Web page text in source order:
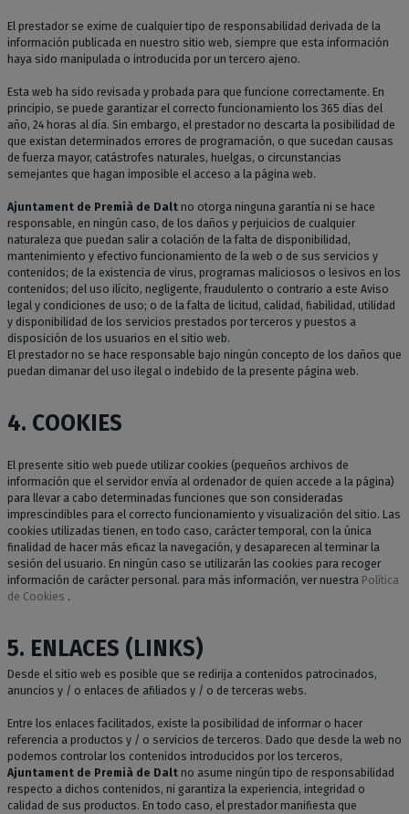
El prestador se exime de cualquier tipo de responsabilidad derivada de la
información publicada en nuestro sitio web, siempre que esta información
haya sido manipulada o introducida por un tercero ajeno.
Esta web ha sido revisada y probada para que funcione correctamente. En
principio, se puede garantizar el correcto funcionamiento los 365 días del
año, 24 horas al día. Sin embargo, el prestador no descarta la posibilidad de
que existan determinados errores de programación, o que sucedan causas
de fuerza mayor, catástrofes naturales, huelgas, o circunstancias
semejantes que hagan imposible el acceso a la página web.
Ajuntament de Premià de Daltno otorga ninguna garantía ni se hace
responsable, en ningún caso, de los daños y perjuicios de cualquier
naturaleza que puedan salir a colación de la falta de disponibilidad,
mantenimiento y efectivo funcionamiento de la web o de sus servicios y
contenidos; de la existencia de virus, programas maliciosos o lesivos en los
contenidos; del uso ilícito, negligente, fraudulento o contrario a este Aviso
legal y condiciones de uso; o de la falta de licitud, calidad, fiabilidad, utilidad
y disponibilidad de los servicios prestados por terceros y puestos a
disposición de los usuarios en el sitio web.
El prestador no se hace responsable bajo ningún concepto de los daños que
puedan dimanar del uso ilegal o indebido de la presente página web.
4. COOKIES
El presente sitio web puede utilizar cookies (pequeños archivos de
información que el servidor envía al ordenador de quien accede a la página)
para llevar a cabo determinadas funciones que son consideradas
imprescindibles para el correcto funcionamiento y visualización del sitio. Las
cookies utilizadas tienen, en todo caso, carácter temporal, con la única
finalidad de hacer más eficaz la navegación, y desaparecen al terminar la
sesión del usuario. En ningún caso se utilizarán las cookies para recoger
información de carácter personal. para más información, ver nuestra Política
de Cookies .
5. ENLACES (LINKS)
Desde el sitio web es posible que se redirija a contenidos patrocinados,
anuncios y / o enlaces de afiliados y / o de terceras webs.
Entre los enlaces facilitados, existe la posibilidad de informar o hacer
referencia a productos y / o servicios de terceros. Dado que desde la web no
podemos controlar los contenidos introducidos por los terceros,
Ajuntament de Premià de Daltno asume ningún tipo de responsabilidad
respecto a dichos contenidos, ni garantiza la experiencia, integridad o
calidad de sus productos. En todo caso, el prestador manifiesta que